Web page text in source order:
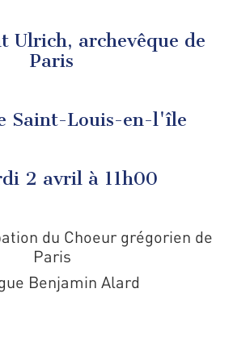
Ulrich, archevêque de
Paris
Saint-Louis-en-l'île
2 avril à 11h00
du Choeur grégorien de
Paris
Benjamin Alard